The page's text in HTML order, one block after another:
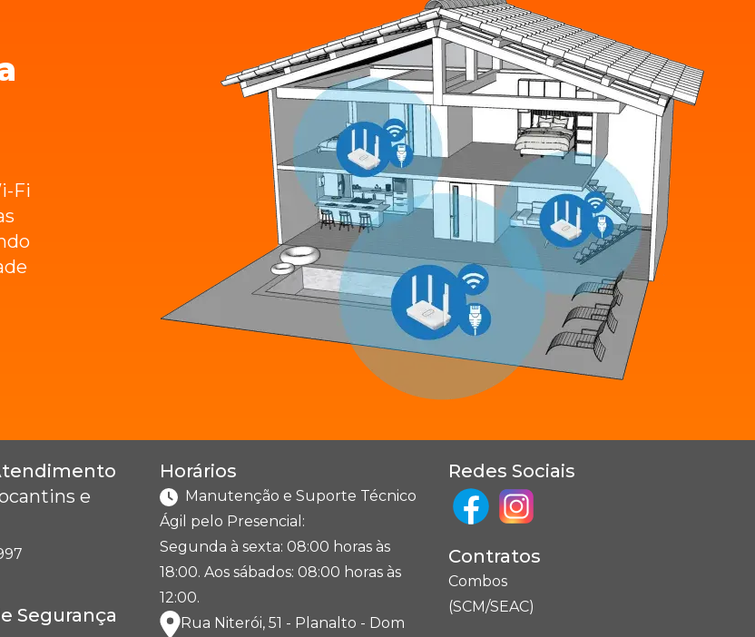
Fi
e
Segurança
Horários
Manutenção e Suporte Técnico
Ágil pelo Presencial:
Segunda à sexta: 08:00 horas às
18:00. Aos sábados: 08:00 horas às
12:00.
Rua Niterói, 51 - Planalto - Dom
Redes Sociais
Contratos
Combos
(SCM/SEAC)